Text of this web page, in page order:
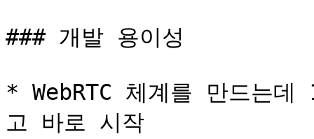
### 개발 용이성
* WebRTC 체계를 만드는
고 바로 시작